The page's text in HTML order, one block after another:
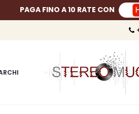
PAGA FINO A 10 RATE CON